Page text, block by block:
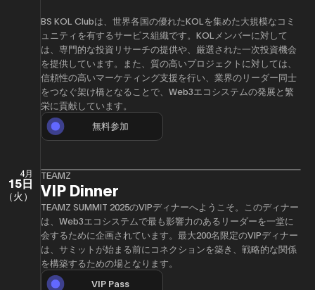
BS KOL Clubは、世界各国の優れたKOLを集めた大規模なコミ
ュニティを有するサービス組織です。KOLメンバーに対して
は、専門的な投資リサーチの提供や、厳選された一次投資機会
を提供しています。また、質の高いプロジェクトに対しては、
信頼性の高いマーケティング支援を行い、業界のリーダー同士
をつなぐ架け橋となることで、Web3エコシステムの発展と繁
栄に貢献しています。
無料参加
4月
15日
（火）
TEAMZ
VIP Dinner
TEAMZ SUMMIT 2025のVIPディナーへようこそ。このディナー
は、Web3エコシステムで最も影響力のあるリーダーを一堂に
会するために企画されています。最大200名限定のVIPディナー
は、サミットが始まる前にコネクションを築き、戦略的な関係
を構築するための場となります。
VIP Pass